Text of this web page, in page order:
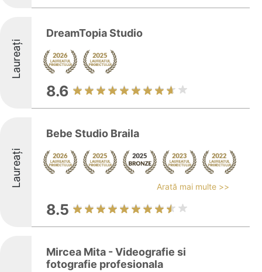
Laureați
DreamTopia Studio
8.6
Laureați
Bebe Studio Braila
Arată mai multe >>
8.5
Mircea Mita - Videografie si
fotografie profesionala